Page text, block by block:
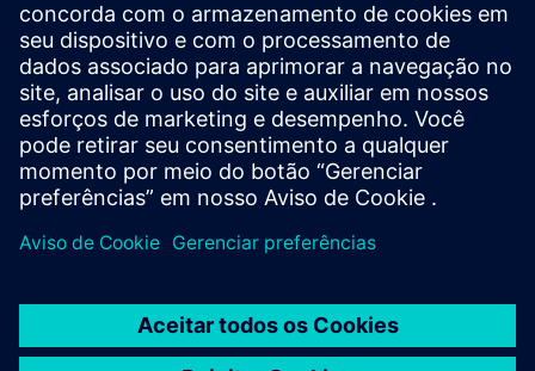
Suporte
Suporte on-line | Todos os produtos
Suporte on-line |Fórum técnico
Suporte on-line |Criar nova solicitação de suporte